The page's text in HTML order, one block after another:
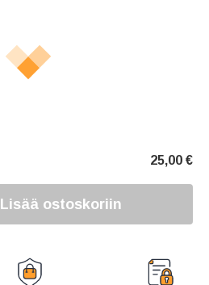
25,00 €
Lisää ostoskoriin